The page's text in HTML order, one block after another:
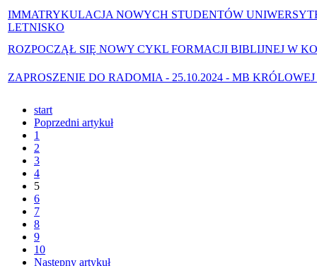
IMMATRYKULACJA NOWYCH STUDENTÓW
LETNISKO
ROZPOCZĄŁ SIĘ NOWY CYKL FORMACJI BIBLIJNEJ W
ZAPROSZENIE DO RADOMIA - 25.10.2024 - MB
start
Poprzedni artykuł
1
2
3
4
5
6
7
8
9
10
Następny artykuł